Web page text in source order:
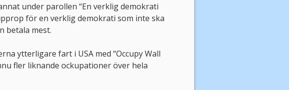
under parollen “En verklig demokrati
för en verklig demokrati som inte ska
betala mest.
ytterligare fart i USA med “Occupy Wall
fler liknande ockupationer över hela